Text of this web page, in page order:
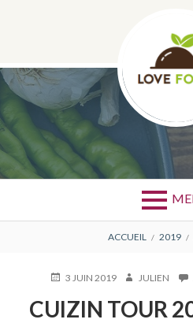
JOUR :3 JUIN
D'ARIANE
ACCUEIL 2019
PUBLIÉ3 JUIN 2019 AUTEUR
JULIEN
CUIZIN TOUR